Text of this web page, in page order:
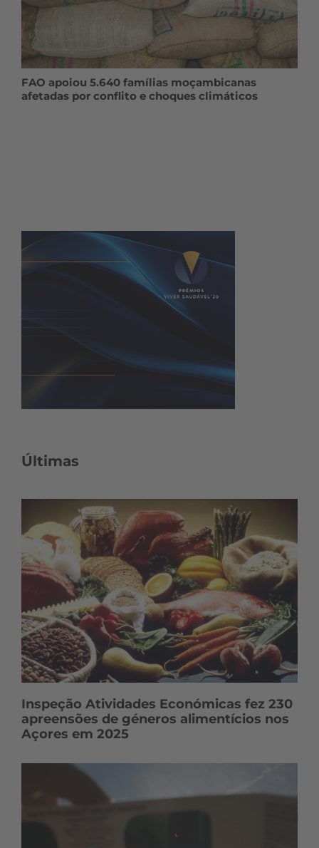
FAO apoiou 5.640 famílias moçambicanas
afetadas por conflito e choques climáticos
Últimas
Inspeção Atividades Económicas fez 230
apreensões de géneros alimentícios nos
Açores em 2025